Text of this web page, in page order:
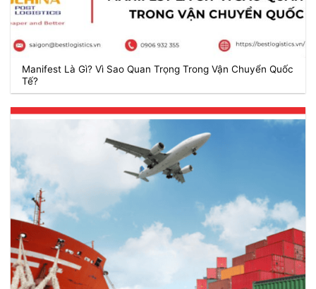
Manifest Là Gì? Vì Sao Quan Trọng Trong Vận Chuyển Quốc
Tế?